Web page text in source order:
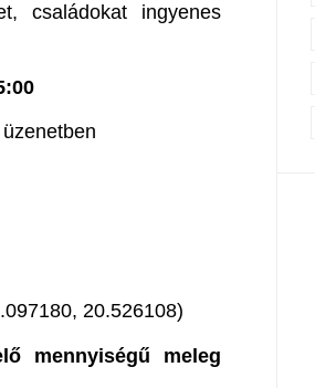
családokat ingyenes
20.526108)
mennyiségű meleg